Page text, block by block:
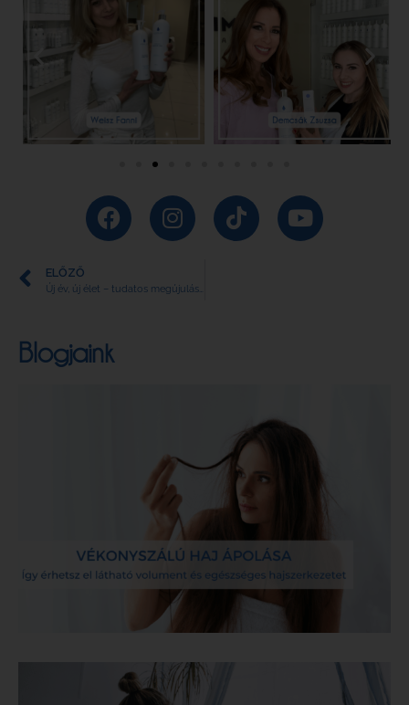
ELŐZŐ
Új év, új élet – tudatos megújulás az Oxygeni filozófiájával
Blogjaink